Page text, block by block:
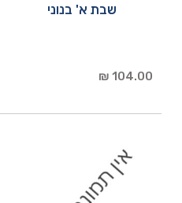
שבת א' בנוני
104.00 ₪